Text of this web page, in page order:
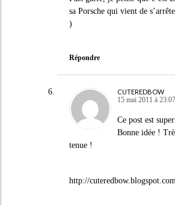
sa Porsche qui vient de
)
Répondre
CUTEREDBOW
15 mai 2011 à 23:07
Ce post est
Bonne idée !
tenue !
http://